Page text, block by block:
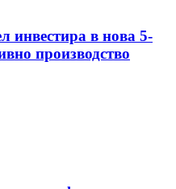
инвестира в нова 5-
производство